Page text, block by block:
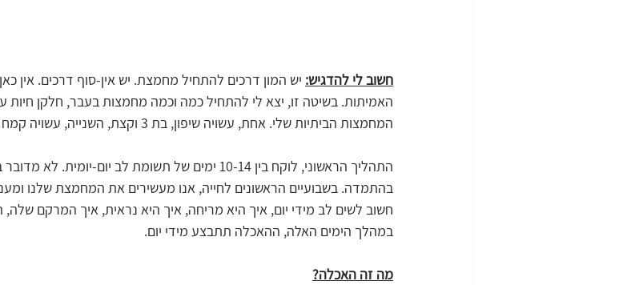
חשוב לי להדגיש: יש המון דרכים להתחיל מחמצת. יש אין-סוף דרכים.
האמיתות. בשיטה זו, יצא לי להתחיל כמה וכמה מחמצות בעבר, חלקן חיות
המחמצות הביתיות שלי. אחת, עשויה שיפון, בת 3 וקצת, השנייה, עשויה קמח חיטה מלא, בת כמה שבועות.
התהליך הראשוני, לוקח בין 10-14 ימים של תשומת לב יום-
בהתמדה. בשבועיים הראשונים לחייה, אנו מעשירים את המחמצת שלנו
חשוב לשים לב מידי יום, איך היא מריחה, איך היא נראית, איך המרקם
במהלך הימים האלה, ההאכלה תתבצע מידי יום.
מה זה האכלה?